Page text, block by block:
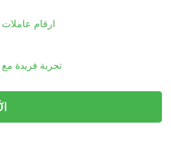
ارقام
تجربة فريدة